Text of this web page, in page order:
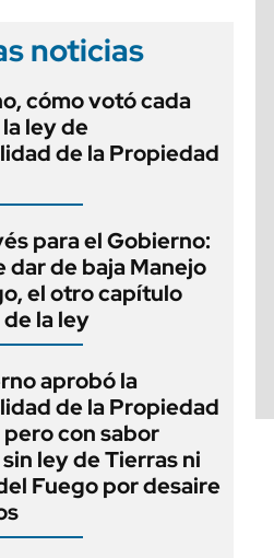
noticias
cómo votó cada
ley de
de la Propiedad
para el Gobierno:
dar de baja Manejo
el otro capítulo
la ley
aprobó la
de la Propiedad
con sabor
ley de Tierras ni
Fuego por desaire